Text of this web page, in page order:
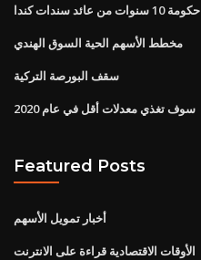
حكومة 10 سنوات من عائد سندات كندا
مخطط الأسهم الحية السوق الهندي
سقف البورصة التركية
سوف تغذي معدلات أقل في عام 2020
Featured Posts
أخبار تمويل الأسهم
الأوقات الاقتصادية قراءة على الانترنت